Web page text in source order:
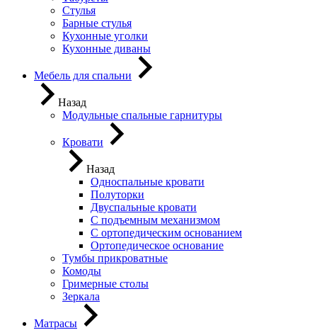
Стулья
Барные стулья
Кухонные уголки
Кухонные диваны
Мебель для спальни
Назад
Модульные спальные гарнитуры
Кровати
Назад
Односпальные кровати
Полуторки
Двуспальные кровати
С подъемным механизмом
С ортопедическим основанием
Ортопедическое основание
Тумбы прикроватные
Комоды
Гримерные столы
Зеркала
Матрасы